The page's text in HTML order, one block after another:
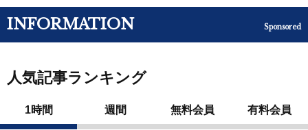
INFORMATION Sponsored
人気記事ランキング
1時間 週間 無料会員 有料会員